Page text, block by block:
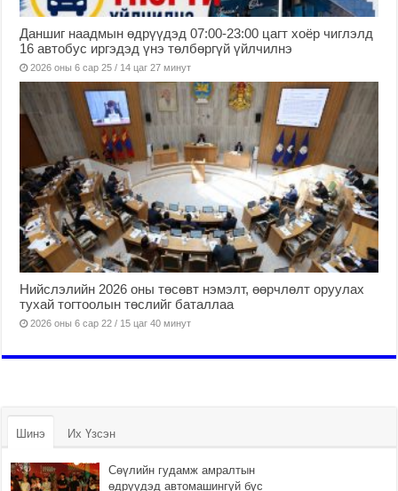
Даншиг наадмын өдрүүдэд 07:00-23:00 цагт хоёр чиглэлд
16 автобус иргэдэд үнэ төлбөргүй үйлчилнэ
2026 оны 6 сар 25 / 14 цаг 27 минут
Нийслэлийн 2026 оны төсөвт нэмэлт, өөрчлөлт оруулах
тухай тогтоолын төслийг баталлаа
2026 оны 6 сар 22 / 15 цаг 40 минут
Шинэ Их Үзсэн
Сөүлийн гудамж амралтын
өдрүүдэд автомашингүй бүс